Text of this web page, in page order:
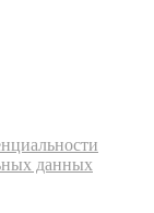
данных